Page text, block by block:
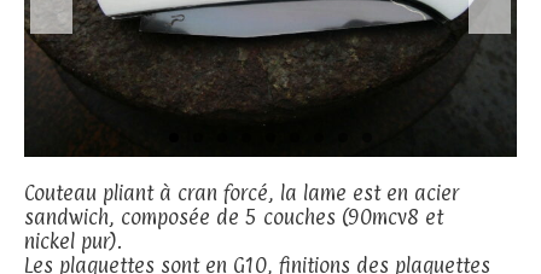
Couteau pliant à cran forcé, la lame est en acier
sandwich, composée de 5 couches (90mcv8 et
nickel pur).
Les plaquettes sont en G10, finitions des plaquettes